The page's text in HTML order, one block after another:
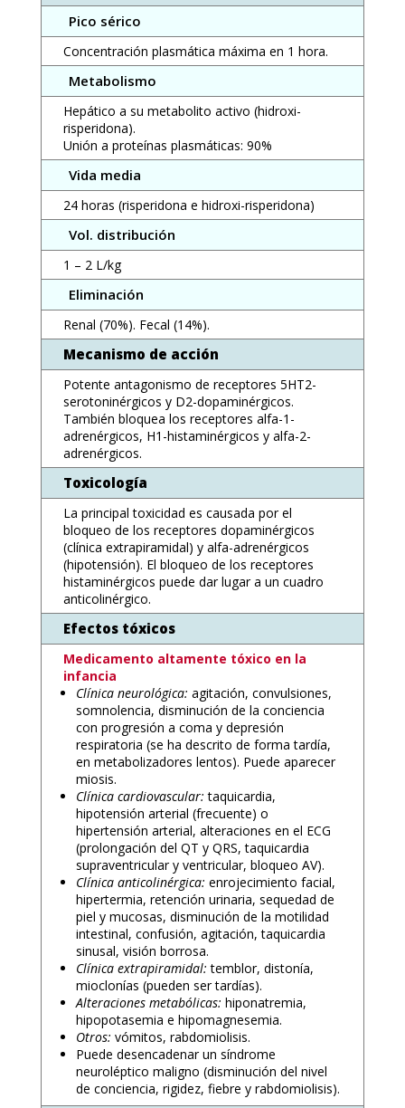
Pico sérico
Concentración plasmática máxima en 1 hora.
Metabolismo
Hepático a su metabolito activo (hidroxi-
risperidona).
Unión a proteínas plasmáticas: 90%
Vida media
24 horas (risperidona e hidroxi-risperidona)
Vol. distribución
1 – 2 L/kg
Eliminación
Renal (70%). Fecal (14%).
Mecanismo de acción
Potente antagonismo de receptores 5HT2-
serotoninérgicos y D2-dopaminérgicos.
También bloquea los receptores alfa-1-
adrenérgicos, H1-histaminérgicos y alfa-2-
adrenérgicos.
Toxicología
La principal toxicidad es causada por el
bloqueo de los receptores dopaminérgicos
(clínica extrapiramidal) y alfa-adrenérgicos
(hipotensión). El bloqueo de los receptores
histaminérgicos puede dar lugar a un cuadro
anticolinérgico.
Efectos tóxicos
Medicamento altamente tóxico en la
infancia
Clínica neurológica: agitación, convulsiones,
somnolencia, disminución de la conciencia
con progresión a coma y depresión
respiratoria (se ha descrito de forma tardía,
en metabolizadores lentos). Puede aparecer
miosis.
Clínica cardiovascular:taquicardia,
hipotensión arterial (frecuente) o
hipertensión arterial, alteraciones en el ECG
(prolongación del QT y QRS, taquicardia
supraventricular y ventricular, bloqueo AV).
Clínica anticolinérgica: enrojecimiento facial,
hipertermia, retención urinaria, sequedad de
piel y mucosas, disminución de la motilidad
intestinal, confusión, agitación, taquicardia
sinusal, visión borrosa.
Clínica extrapiramidal:temblor, distonía,
mioclonías (pueden ser tardías).
Alteraciones metabólicas: hiponatremia,
hipopotasemia e hipomagnesemia.
Otros: vómitos, rabdomiolisis.
Puede desencadenar un síndrome
neuroléptico maligno (disminución del nivel
de conciencia, rigidez, fiebre y rabdomiolisis).